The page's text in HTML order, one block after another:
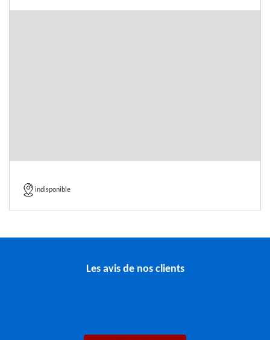
indisponible
Les avis de nos clients